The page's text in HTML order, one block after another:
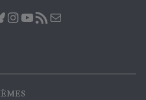
Bluesky
Instagram
YouTube
Flux RSS